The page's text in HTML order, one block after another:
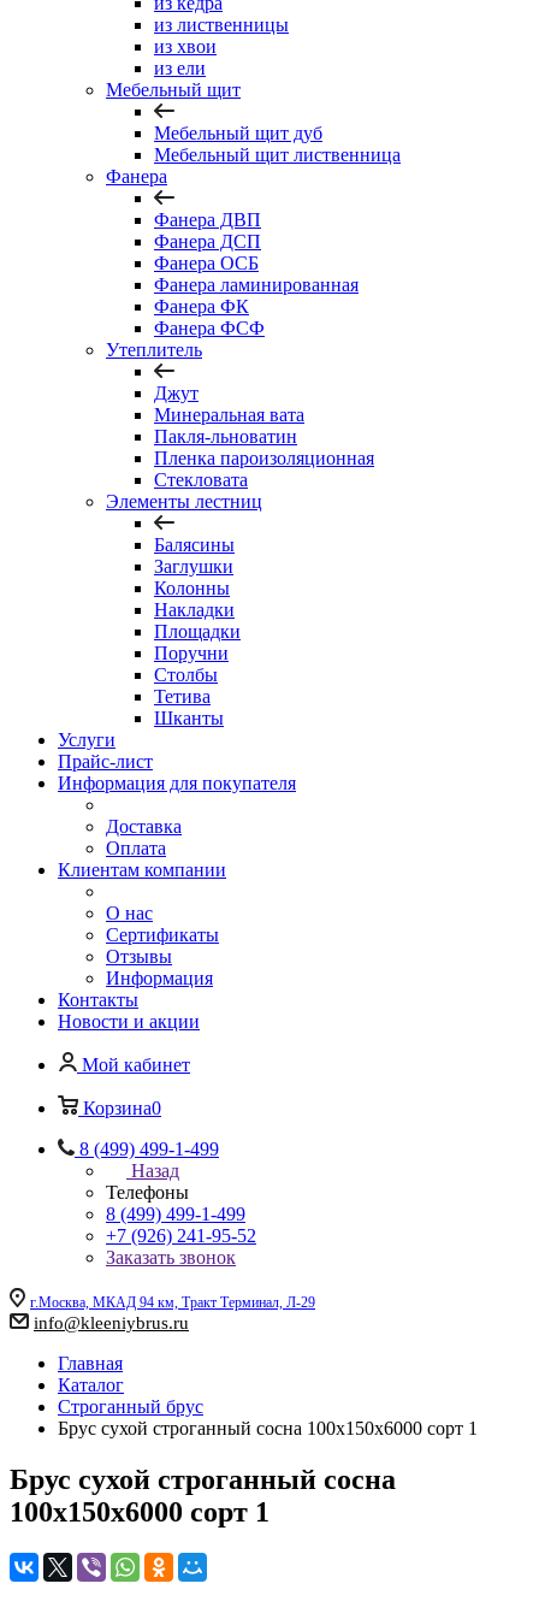
из лиственницы
из хвои
из ели
Мебельный щит
Мебельный щит дуб
Мебельный щит лиственница
Фанера
Фанера ДВП
Фанера ДСП
Фанера ОСБ
Фанера ламинированная
Фанера ФК
Фанера ФСФ
Утеплитель
Джут
Минеральная вата
Пакля-льноватин
Пленка пароизоляционная
Стекловата
Элементы лестниц
Балясины
Заглушки
Колонны
Накладки
Площадки
Поручни
Столбы
Тетива
Шканты
Услуги
Прайс-лист
Информация для покупателя
Доставка
Оплата
Клиентам компании
О нас
Сертификаты
Отзывы
Информация
Контакты
Новости и акции
Мой кабинет
Корзина0
8 (499) 499-1-499
Назад
Телефоны
8 (499) 499-1-499
+7 (926) 241-95-52
Заказать звонок
г.Москва, МКАД 94 км, Тракт Терминал, Л-29
info@kleeniybrus.ru
Главная
Каталог
Строганный брус
Брус сухой строганный сосна 100х150х6000 сорт 1
Брус сухой строганный сосна
100х150х6000 сорт 1